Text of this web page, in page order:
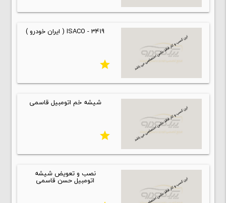
ISACO - 3419 ( ایران خودرو )
star
شیشه خم اتومبیل قاسمی
star
نصب و تعویض شیشه
اتومبیل حسن قاسمی